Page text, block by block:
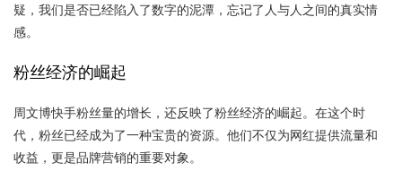
疑，我们是否已经陷入了数字的泥潭，忘记了人与人之间的真实情
感。
粉丝经济的崛起
周文博快手粉丝量的增长，还反映了粉丝经济的崛起。在这个时
代，粉丝已经成为了一种宝贵的资源。他们不仅为网红提供流量和
收益，更是品牌营销的重要对象。